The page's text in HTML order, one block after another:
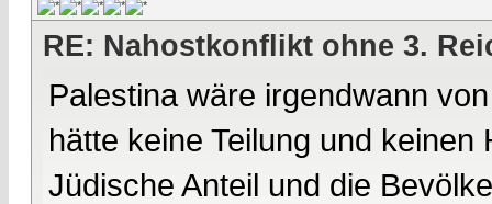
RE: Nahostkonflikt ohne 3.
Palestina wäre irgendwann
hätte keine Teilung und
Jüdische Anteil und die